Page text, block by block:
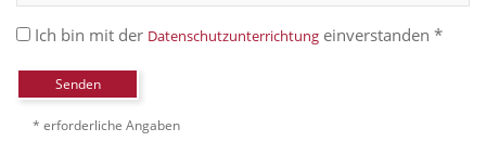
Ich bin mit der Datenschutzunterrichtung einverstanden *
Senden
* erforderliche Angaben